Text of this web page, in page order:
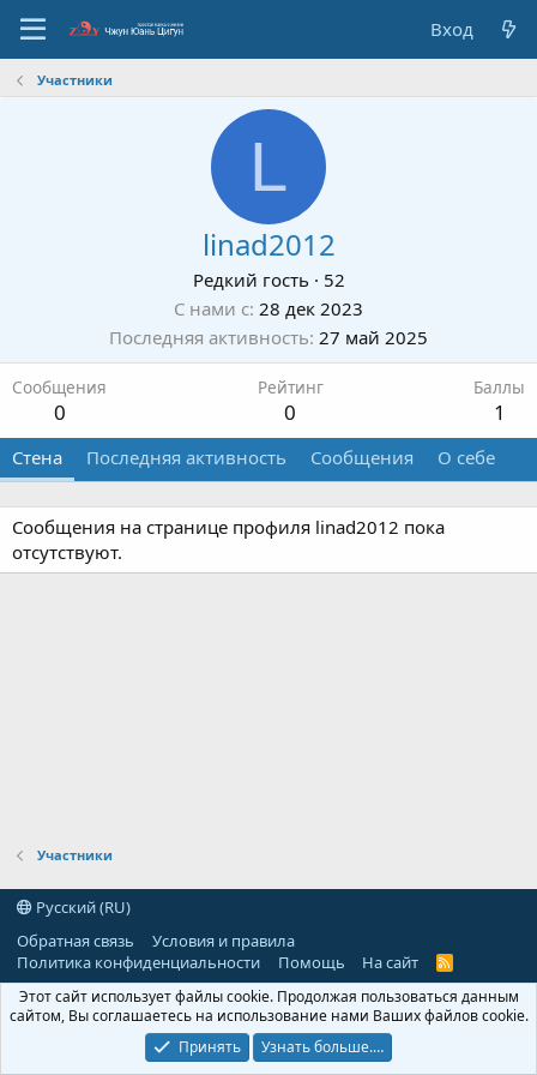
Вход
Участники
L
linad2012
Редкий гость · 52
С нами с 28 дек 2023
Последняя активность 27 май 2025
Сообщения
0
Рейтинг
0
Баллы
1
Стена Последняя активность Сообщения О себе
Сообщения на странице профиля linad2012 пока
отсутствуют.
Участники
Русский (RU)
Обратная связь
Условия и правила
Политика конфиденциальности
Помощь На сайт
R
S
Этот сайт использует файлы cookie. Продолжая пользоваться данным
сайтом, Вы соглашаетесь на использование нами Ваших файлов cookie.
Принять
Узнать больше.…